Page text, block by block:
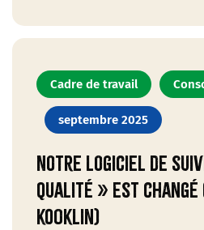
Cadre de travail
septembre 2025
Notre logiciel de
qualité » est
kooklin)